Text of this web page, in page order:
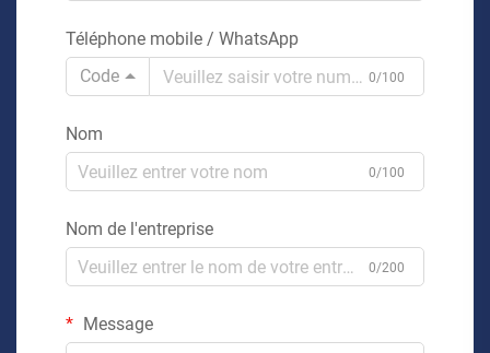
Téléphone mobile / WhatsApp
Code
0/100
Nom
0/100
Nom de l'entreprise
0/200
Message